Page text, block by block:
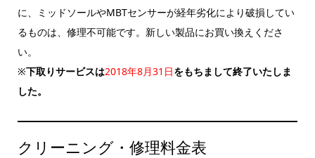
に、ミッドソールやMBTセンサーが経年劣化により破損してい
るものは、修理不可能です。新しい製品にお買い換えくださ
い。
※下取りサービスは2018年8月31日をもちまして終了いたしま
した。
クリーニング・修理料金表